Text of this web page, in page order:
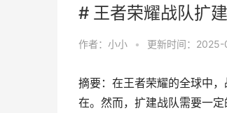
# 王者荣耀战队扩
作者： 小小 • 更新时间：
摘要：在王者荣耀的全球中
在。然而，扩建战队需要一